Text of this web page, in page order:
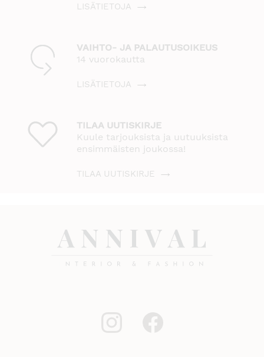
LISÄTIETOJA
VAIHTO- JA PALAUTUSOIKEUS
14 vuorokautta
LISÄTIETOJA
TILAA UUTISKIRJE
Kuule tarjouksista ja uutuuksista
ensimmäisten joukossa!
TILAA UUTISKIRJE